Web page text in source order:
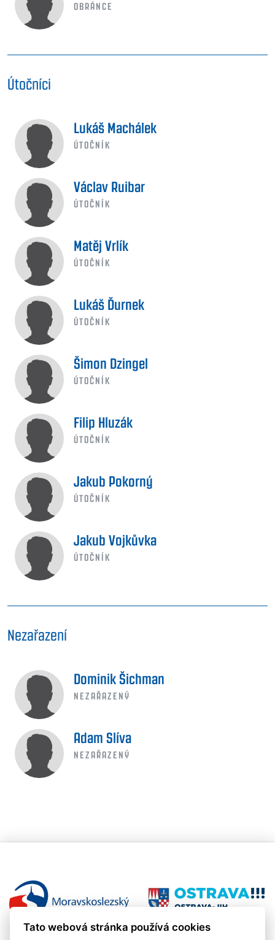
OBRÁNCE
Útočníci
Lukáš Machálek
ÚTOČNÍK
Václav Ruibar
ÚTOČNÍK
Matěj Vrlík
ÚTOČNÍK
Lukáš Ďurnek
ÚTOČNÍK
Šimon Dzingel
ÚTOČNÍK
Filip Hluzák
ÚTOČNÍK
Jakub Pokorný
ÚTOČNÍK
Jakub Vojkůvka
ÚTOČNÍK
Nezařazení
Dominik Šichman
NEZAŘAZENÝ
Adam Slíva
NEZAŘAZENÝ
Tato webová stránka používá cookies